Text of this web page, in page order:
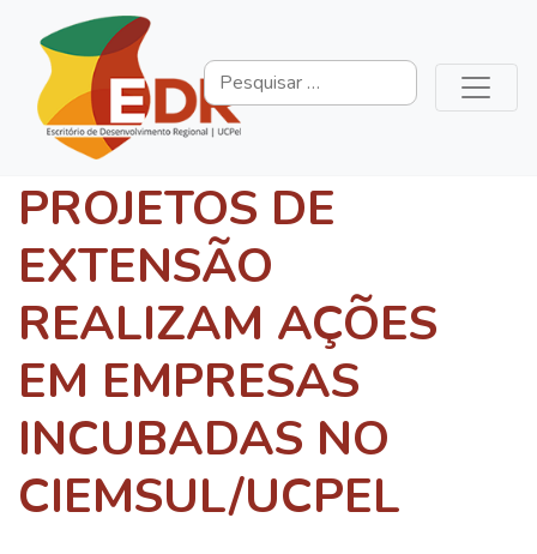
PROJETOS DE
EXTENSÃO
REALIZAM AÇÕES
EM EMPRESAS
INCUBADAS NO
CIEMSUL/UCPEL